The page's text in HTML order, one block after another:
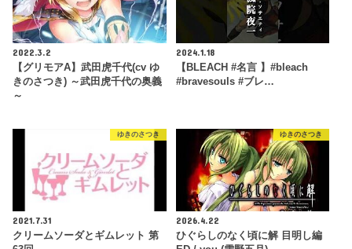
2022.3.2
【グリモアA】武田虎千代(cv ゆ
きのさつき) ～武田虎千代の奥義
～
2024.1.18
【BLEACH #名言 】#bleach
#bravesouls #ブレ…
ゆきのさつき
2021.7.31
クリームソーダとギムレット 第
ゆきのさつき
2026.4.22
ひぐらしのなく頃に解 目明し編